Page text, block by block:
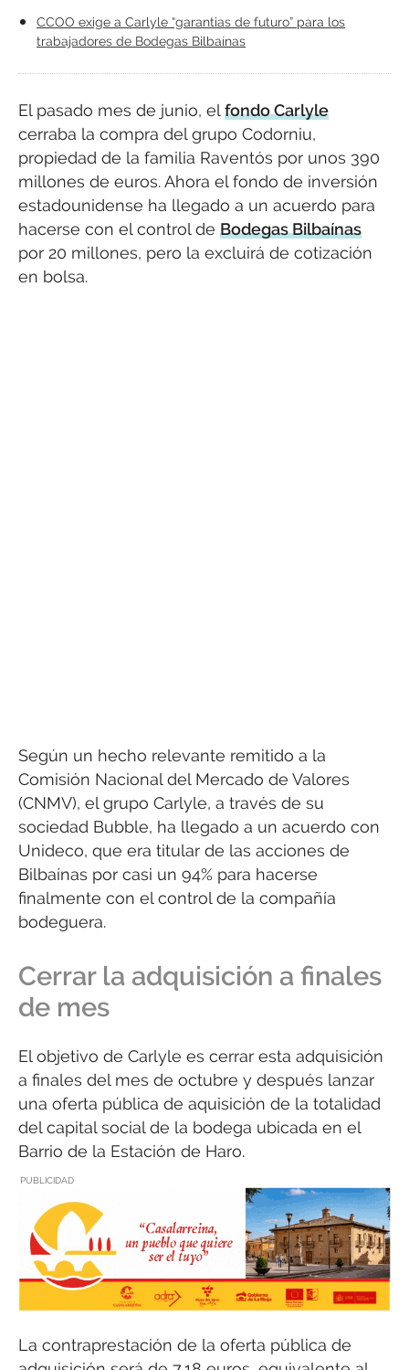
CCOO exige a Carlyle “garantias de futuro” para los
trabajadores de Bodegas Bilbaínas
El pasado mes de junio, el fondo Carlyle
cerraba la compra del grupo Codorniu,
propiedad de la familia Raventós por unos 390
millones de euros. Ahora el fondo de inversión
estadounidense ha llegado a un acuerdo para
hacerse con el control de Bodegas Bilbaínas
por 20 millones, pero la excluirá de cotización
en bolsa.
Según un hecho relevante remitido a la
Comisión Nacional del Mercado de Valores
(CNMV), el grupo Carlyle, a través de su
sociedad Bubble, ha llegado a un acuerdo con
Unideco, que era titular de las acciones de
Bilbaínas por casi un 94% para hacerse
finalmente con el control de la compañía
bodeguera.
Cerrar la adquisición a finales
de mes
El objetivo de Carlyle es cerrar esta adquisición
a finales del mes de octubre y después lanzar
una oferta pública de aquisición de la totalidad
del capital social de la bodega ubicada en el
Barrio de la Estación de Haro.
PUBLICIDAD
La contraprestación de la oferta pública de